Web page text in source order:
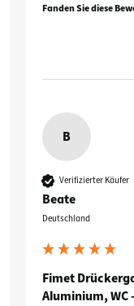
Fanden Sie diese
B
Verifizierter Käufer
Beate
Deutschland
Fimet
Aluminium, WC